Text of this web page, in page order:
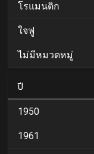
โรแมนติก
ใจฟู
ไม่มีหมวดหมู่
ปี
1950
1961